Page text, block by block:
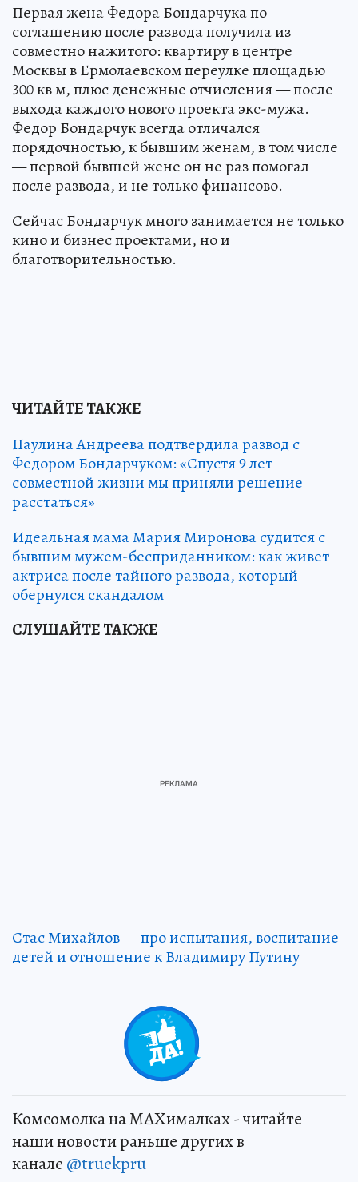
Первая жена Федора Бондарчука по
соглашению после развода получила из
совместно нажитого: квартиру в центре
Москвы в Ермолаевском переулке площадью
300 кв м, плюс денежные отчисления — после
выхода каждого нового проекта экс-мужа.
Федор Бондарчук всегда отличался
порядочностью, к бывшим женам, в том числе
— первой бывшей жене он не раз помогал
после развода, и не только финансово.
Сейчас Бондарчук много занимается не только
кино и бизнес проектами, но и
благотворительностью.
ЧИТАЙТЕ ТАКЖЕ
Паулина Андреева подтвердила развод с
Федором Бондарчуком: «Спустя 9 лет
совместной жизни мы приняли решение
расстаться»
Идеальная мама Мария Миронова судится с
бывшим мужем-бесприданником: как живет
актриса после тайного развода, который
обернулся скандалом
СЛУШАЙТЕ ТАКЖЕ
Стас Михайлов — про испытания, воспитание
детей и отношение к Владимиру Путину
Комсомолка на MAXималках - читайте
наши новости раньше других в
канале @truekpru